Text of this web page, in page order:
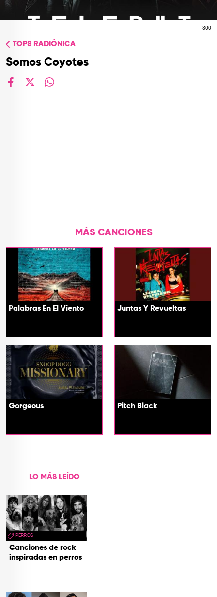
TOP
CONTACTO
800
TOPS RADIÓNICA
Somos Coyotes
MÁS CANCIONES
Palabras En El Viento Juntas Y Revueltas
Gorgeous Pitch Black
LO MÁS LEÍDO
PERROS
Canciones de rock
inspiradas en perros